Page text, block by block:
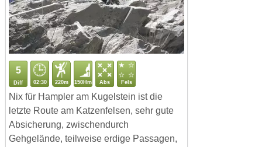
5
Diff 02:30 220m 150Hm Abs Fels
Nix für Hampler am Kugelstein ist die
letzte Route am Katzenfelsen, sehr gute
Absicherung, zwischendurch
Gehgelände, teilweise erdige Passagen,